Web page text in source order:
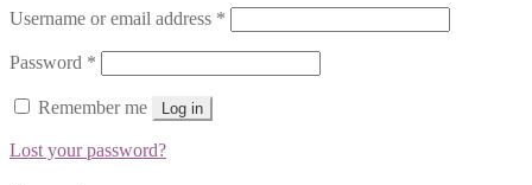
Username or email address *
Password *
Remember me Log in
Lost your password?